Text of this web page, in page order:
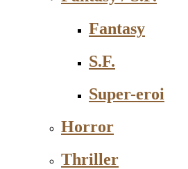
Fantasy
S.F.
Super-eroi
Horror
Thriller